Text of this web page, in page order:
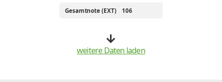
Gesamtnote (EXT) 106
weitere Daten laden